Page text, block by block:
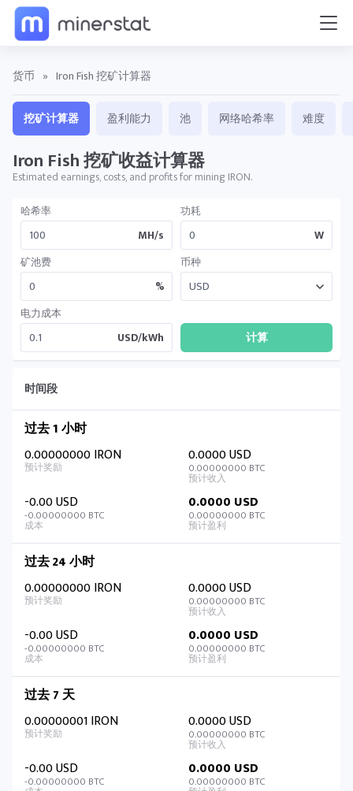
货币 » Iron Fish 挖矿计算器
挖矿计算器 盈利能力 池 网络哈希率 难度
Iron Fish 挖矿收益计算器
Estimated earnings, costs, and profits for mining IRON.
哈希率
MH/s
功耗
W
矿池费
%
币种
电力成本
USD/kWh
时间段
过去 1 小时
0.00000000 IRON
0.0000 USD
0.00000000 BTC
-0.00 USD
-0.00000000 BTC
0.0000 USD
0.00000000 BTC
过去 24 小时
0.00000000 IRON
0.0000 USD
0.00000000 BTC
-0.00 USD
-0.00000000 BTC
0.0000 USD
0.00000000 BTC
过去 7 天
0.00000001 IRON
0.0000 USD
0.00000000 BTC
-0.00 USD
-0.00000000 BTC
0.0000 USD
0.00000000 BTC